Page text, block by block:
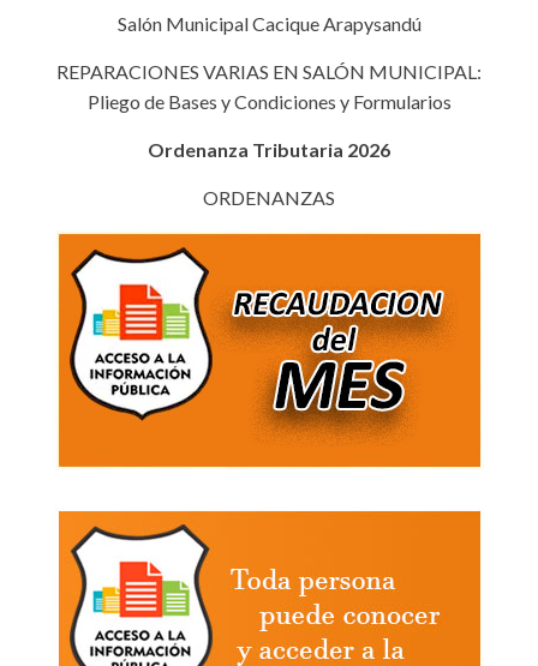
Salón Municipal Cacique Arapysandú
REPARACIONES VARIAS EN SALÓN MUNICIPAL:
Pliego de Bases y Condiciones y Formularios
Ordenanza Tributaria 2026
ORDENANZAS